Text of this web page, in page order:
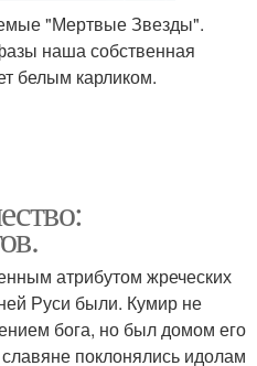
"Мертвые Звезды".
наша собственная
белым карликом.
атрибутом жреческих
Руси были. Кумир не
бога, но был домом его
поклонялись идолам